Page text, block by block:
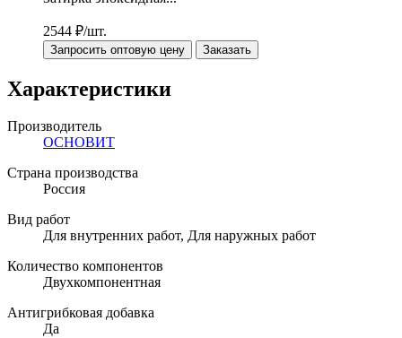
2544 ₽/шт.
Запросить оптовую цену Заказать
Характеристики
Производитель
ОСНОВИТ
Страна производства
Россия
Вид работ
Для внутренних работ, Для наружных работ
Количество компонентов
Двухкомпонентная
Антигрибковая добавка
Да